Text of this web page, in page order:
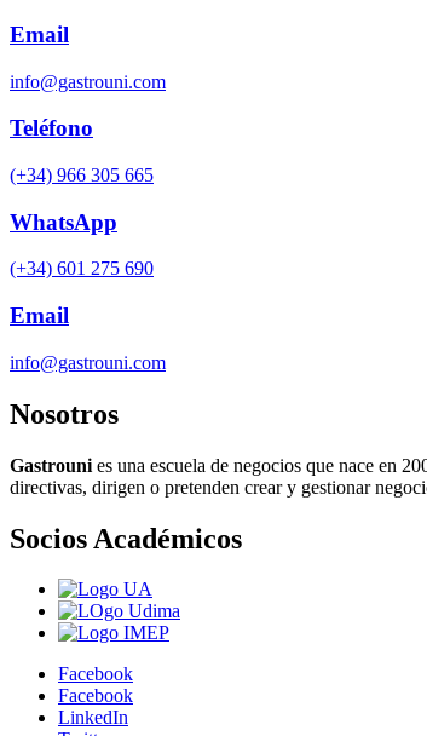
Email
info@gastrouni.com
Teléfono
(+34) 966 305 665
WhatsApp
(+34) 601 275 690
Email
info@gastrouni.com
Nosotros
Gastrouni es una escuela de negocios que nace en
directivas, dirigen o pretenden crear y gestionar
Socios Académicos
Facebook
Facebook
LinkedIn